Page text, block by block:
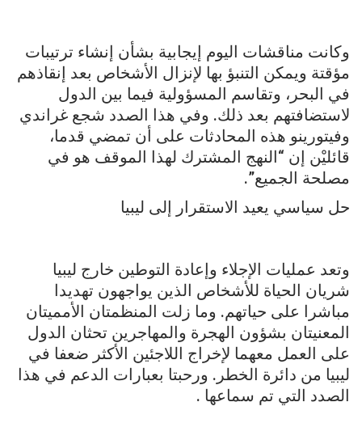
وكانت مناقشات اليوم إيجابية بشأن إنشاء ترتيبات
مؤقتة ويمكن التنبؤ بها لإنزال الأشخاص بعد إنقاذهم
في البحر، وتقاسم المسؤولية فيما بين الدول
لاستضافتهم بعد ذلك. وفي هذا الصدد شجع غراندي
وفيتورينو هذه المحادثات على أن تمضي قدما،
قائليْن إن “النهج المشترك لهذا الموقف هو في
مصلحة الجميع”.
حل سياسي يعيد الاستقرار إلى ليبيا
وتعد عمليات الإجلاء وإعادة التوطين خارج ليبيا
شريان الحياة للأشخاص الذين يواجهون تهديدا
مباشرا على حياتهم. وما زلت المنظمتان الأمميتان
المعنيتان بشؤون الهجرة والمهاجرين تحثان الدول
على العمل معهما لإخراج اللاجئين الأكثر ضعفا في
ليبيا من دائرة الخطر. ورحبتا بعبارات الدعم في هذا
الصدد التي تم سماعها .